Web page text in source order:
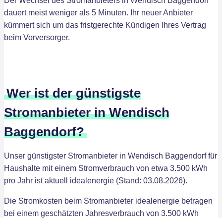
dauert meist weniger als 5 Minuten. Ihr neuer Anbieter
kümmert sich um das fristgerechte Kündigen Ihres Vertrag
beim Vorversorger.
Wer ist der günstigste
Stromanbieter in Wendisch
Baggendorf?
Unser günstigster Stromanbieter in Wendisch Baggendorf für
Haushalte mit einem Stromverbrauch von etwa 3.500 kWh
pro Jahr ist aktuell idealenergie (Stand: 03.08.2026).
Die Stromkosten beim Stromanbieter idealenergie betragen
bei einem geschätzten Jahresverbrauch von 3.500 kWh